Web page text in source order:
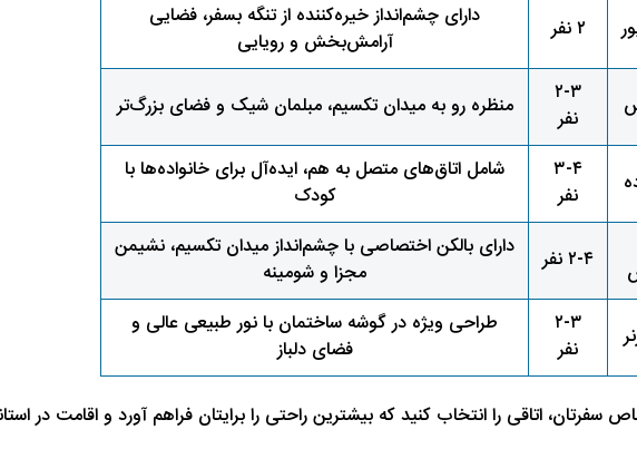
۲ نفر
دارای چشم‌انداز خیره‌کننده از تنگه بسفر، فضایی
آرامش‌بخش و رویایی
۲-۳
نفر
منظره رو به میدان تکسیم، مبلمان شیک و فضای بزرگ‌تر
۳-۴
نفر
شامل اتاق‌های متصل به هم، ایده‌آل برای خانواده‌ها با
کودک
۲-۴ نفر
دارای بالکن اختصاصی با چشم‌انداز میدان تکسیم، نشیمن
مجزا و شومینه
۲-۳
نفر
طراحی ویژه در گوشه ساختمان با نور طبیعی عالی و
فضای دلباز
اتاقی را انتخاب کنید که بیشترین راحتی را برایتان فراهم آورد و اقامت در